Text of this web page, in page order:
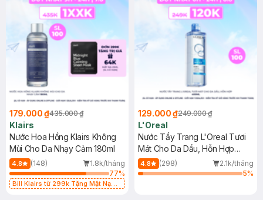
179.000 ₫435.000 ₫
Klairs
Nước Hoa Hồng Klairs Không
Mùi Cho Da Nhạy Cảm 180ml
4.8 (148)
1.8k/tháng
77%
Bill Klairs từ 299k Tặng Mặt Nạ
129.000 ₫249.000 ₫
L'Oreal
Nước Tẩy Trang L'Oreal Tươi
Mát Cho Da Dầu, Hỗn Hợp
400ml
4.8 (298)
2.1k/tháng
5%